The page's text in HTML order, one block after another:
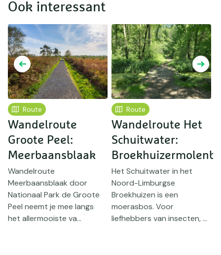
Ook interessant
Route
Wandelroute
Groote Peel:
Meerbaansblaak
Wandelroute
Meerbaansblaak door
Nationaal Park de Groote
Peel neemt je mee langs
het allermooiste va...
Route
Wandelroute Het
Schuitwater:
Het Schuitwater in het
Noord-Limburgse
Broekhuizen is een
moerasbos. Voor
liefhebbers van insecten, ...